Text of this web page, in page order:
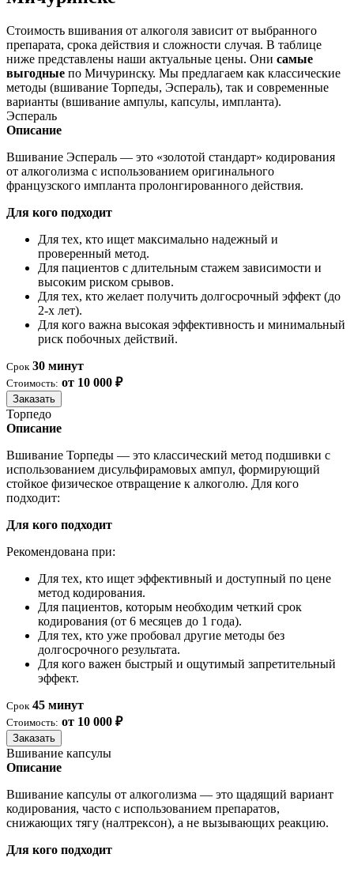
Стоимость вшивания от алкоголя зависит от выбранного
препарата, срока действия и сложности случая. В таблице
ниже представлены наши актуальные цены. Они самые
выгодные по Мичуринску. Мы предлагаем как классические
методы (вшивание Торпеды, Эспераль), так и современные
варианты (вшивание ампулы, капсулы, импланта).
Эспераль
Описание
Вшивание Эспераль — это «золотой стандарт» кодирования
от алкоголизма с использованием оригинального
французского импланта пролонгированного действия.
Для кого подходит
Для тех, кто ищет максимально надежный и
проверенный метод.
Для пациентов с длительным стажем зависимости и
высоким риском срывов.
Для тех, кто желает получить долгосрочный эффект (до
2-х лет).
Для кого важна высокая эффективность и минимальный
риск побочных действий.
Срок 30 минут
Стоимость: от 10 000 ₽
Заказать
Торпедо
Описание
Вшивание Торпеды — это классический метод подшивки с
использованием дисульфирамовых ампул, формирующий
стойкое физическое отвращение к алкоголю. Для кого
подходит:
Для кого подходит
Рекомендована при:
Для тех, кто ищет эффективный и доступный по цене
метод кодирования.
Для пациентов, которым необходим четкий срок
кодирования (от 6 месяцев до 1 года).
Для тех, кто уже пробовал другие методы без
долгосрочного результата.
Для кого важен быстрый и ощутимый запретительный
эффект.
Срок 45 минут
Стоимость: от 10 000 ₽
Заказать
Вшивание капсулы
Описание
Вшивание капсулы от алкоголизма — это щадящий вариант
кодирования, часто с использованием препаратов,
снижающих тягу (налтрексон), а не вызывающих реакцию.
Для кого подходит